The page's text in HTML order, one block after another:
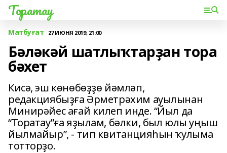
Торатау
Матбуғат 27 ИЮНЯ 2019, 21:00
Бәләкәй шатлыҡтарҙан тора
бәхет
Кисә, эш көнөбөҙҙө йәмләп,
редакциябыҙға Әрметрәхим ауылынан
Минирәйес ағай килеп инде. “Йыл да
“Торатау”ға яҙылам, бәлки, был юлы уңыш
йылмайыр”, - тип квитанцияһын ҡулыма
тотторҙо.